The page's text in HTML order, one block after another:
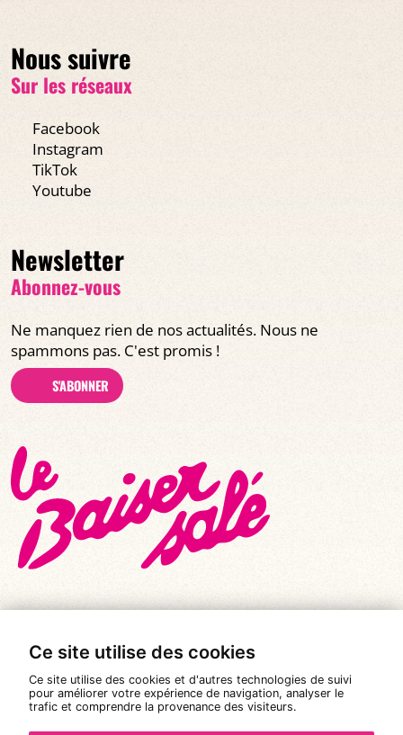
Ce site utilise des cookies
Ce site utilise des cookies et d'autres technologies de suivi
pour améliorer votre expérience de navigation, analyser le
trafic et comprendre la provenance des visiteurs.
Nous suivre
Sur les réseaux
Facebook
Instagram
TikTok
Youtube
Newsletter
Abonnez-vous
Ne manquez rien de nos actualités. Nous ne
spammons pas. C'est promis !
S'ABONNER
© Tous droits réservés 2026 |
Le Baiser Salé
Mentions légales
Politique de confidentialité